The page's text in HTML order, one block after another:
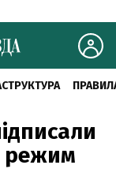
режим